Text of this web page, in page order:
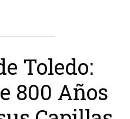
Toledo:
800 Años